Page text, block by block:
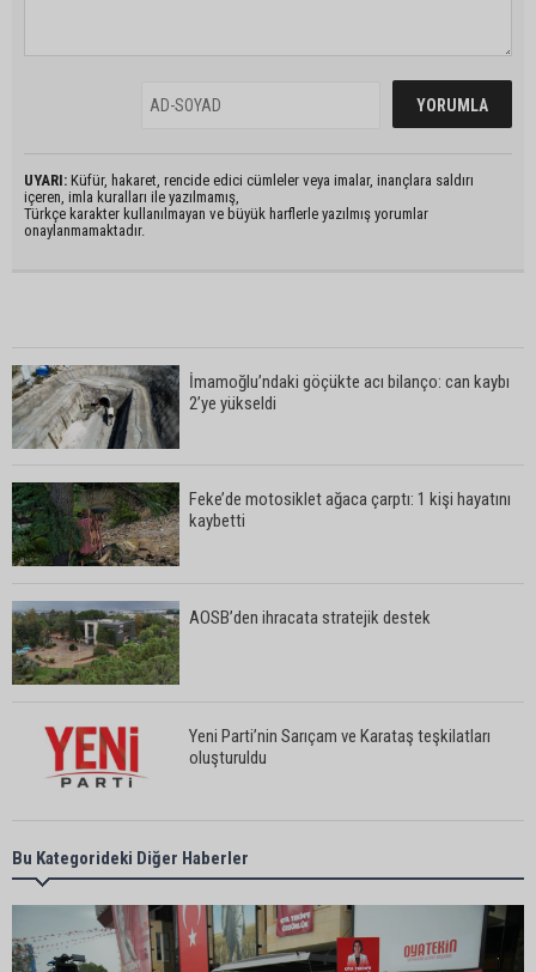
UYARI: Küfür, hakaret, rencide edici cümleler veya imalar, inançlara saldırı
içeren, imla kuralları ile yazılmamış,
Türkçe karakter kullanılmayan ve büyük harflerle yazılmış yorumlar
onaylanmamaktadır.
İmamoğlu’ndaki göçükte acı bilanço: can kaybı
2’ye yükseldi
Feke’de motosiklet ağaca çarptı: 1 kişi hayatını
kaybetti
AOSB’den ihracata stratejik destek
Yeni Parti’nin Sarıçam ve Karataş teşkilatları
oluşturuldu
Feke Belediye Başkanı Cömert Özen, Adana
Valisi Mustafa Yavuz’u makamında ziyaret etti
Bu Kategorideki Diğer Haberler